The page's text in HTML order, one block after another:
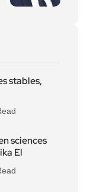
stables,
sciences
El